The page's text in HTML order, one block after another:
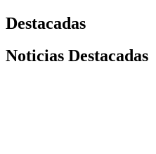
Destacadas
Noticias Destacadas